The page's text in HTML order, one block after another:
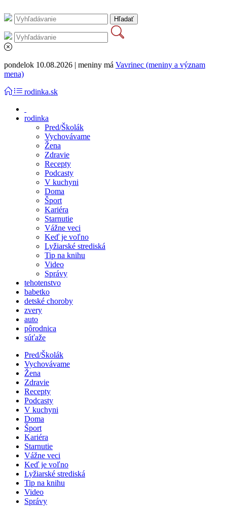
pondelok 10.08.2026 | meniny má Vavrinec (meniny a význam
mena)
rodinka.sk
rodinka
Pred/Školák
Vychovávame
Žena
Zdravie
Recepty
Podcasty
V kuchyni
Doma
Šport
Kariéra
Starnutie
Vážne veci
Keď je voľno
Lyžiarské strediská
Tip na knihu
Video
Správy
tehotenstvo
babetko
detské choroby
zvery
auto
pôrodnica
súťaže
Pred/Školák
Vychovávame
Žena
Zdravie
Recepty
Podcasty
V kuchyni
Doma
Šport
Kariéra
Starnutie
Vážne veci
Keď je voľno
Lyžiarské strediská
Tip na knihu
Video
Správy